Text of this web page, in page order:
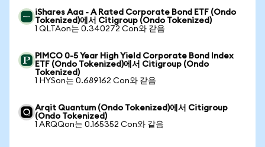
iShares Aaa - A Rated Corporate Bond ETF (Ondo
Tokenized)에서 Citigroup (Ondo Tokenized)
1 QLTAon는 0.340272 Con와 같음
PIMCO 0-5 Year High Yield Corporate Bond Index
ETF (Ondo Tokenized)에서 Citigroup (Ondo
Tokenized)
1 HYSon는 0.689162 Con와 같음
Arqit Quantum (Ondo Tokenized)에서 Citigroup
(Ondo Tokenized)
1 ARQQon는 0.165352 Con와 같음